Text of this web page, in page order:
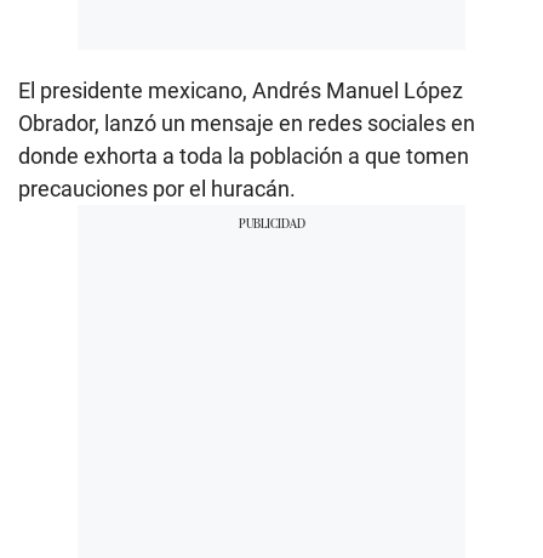
El presidente mexicano, Andrés Manuel López
Obrador, lanzó un mensaje en redes sociales en
donde exhorta a toda la población a que tomen
precauciones por el huracán.